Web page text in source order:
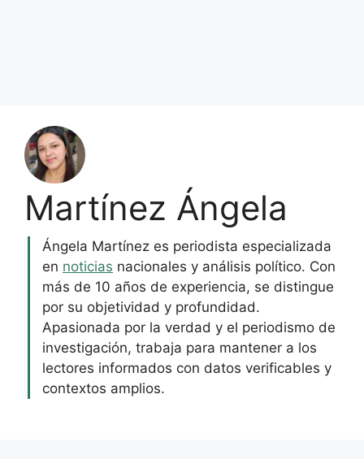
Martínez Ángela
Ángela Martínez es periodista especializada
en noticias nacionales y análisis político. Con
más de 10 años de experiencia, se distingue
por su objetividad y profundidad.
Apasionada por la verdad y el periodismo de
investigación, trabaja para mantener a los
lectores informados con datos verificables y
contextos amplios.